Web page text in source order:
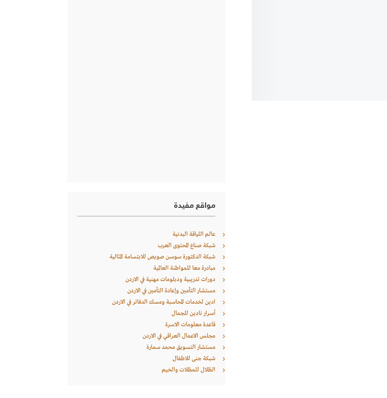
مواقع مفيدة
عالم اللياقة البدنية
شبكة صناع المحتوى العرب
شبكة الدكتورة سوسن صويص للابتسامة المثالية
مبادرة معا للمواطنة العالمية
دورات تدريبية ودبلومات مهنية في الاردن
مستشار التأمين وإعادة التأمين في الاردن
ادين لخدمات المحاسبة ومسك الدفاتر في الاردن
أسرار نادين للجمال
قاعدة معلومات الاسرة
مجلس الاعمال العراقي في الاردن
مستشار التسويق محمد سمارة
شبكة جنى للاطفال
الظلال للمظلات والخيم